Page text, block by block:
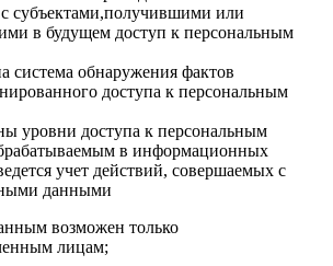
с субъектами,получившими или
в будущем доступ к персональным
система обнаружения фактов
доступа к персональным
уровни доступа к персональным
в информационных
учет действий, совершаемых с
данными
возможен только
лицам;